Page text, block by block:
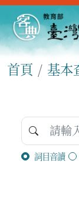
首頁 基本
詞目音讀